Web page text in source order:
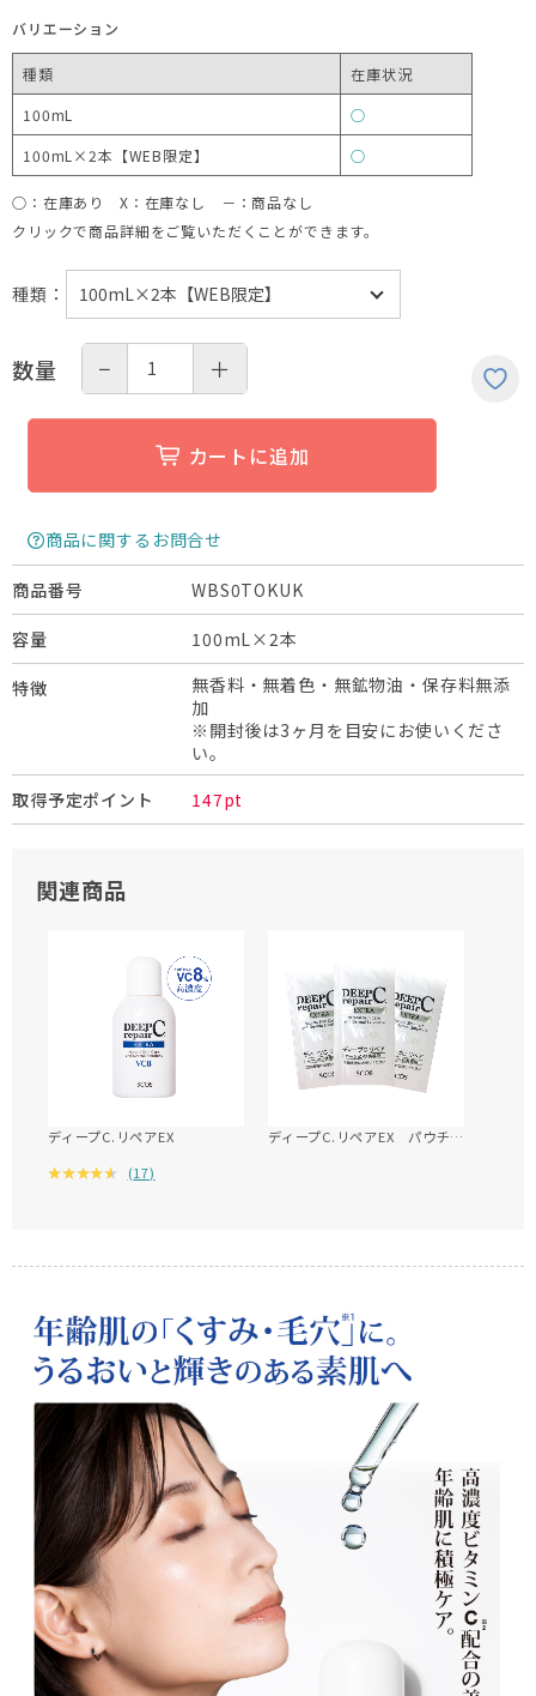
バリエーション
種類
在庫状況
100mL
○
100mL×2本【WEB限定】
○
○：在庫あり X：在庫なし －：商品なし
クリックで商品詳細をご覧いただくことができます。
種類 ：
数量 − ＋
カートに追加
商品に関するお問合せ
商品番号 WBS0TOKUK
容量 100mL×2本
特徴
無香料・無着色・無鉱物油・保存料無添
加
※開封後は3ヶ月を目安にお使いくださ
い。
取得予定ポイント
147pt
関連商品
ディープC.リペアEX
(17)
ディープC.リペアEX パウチ3包